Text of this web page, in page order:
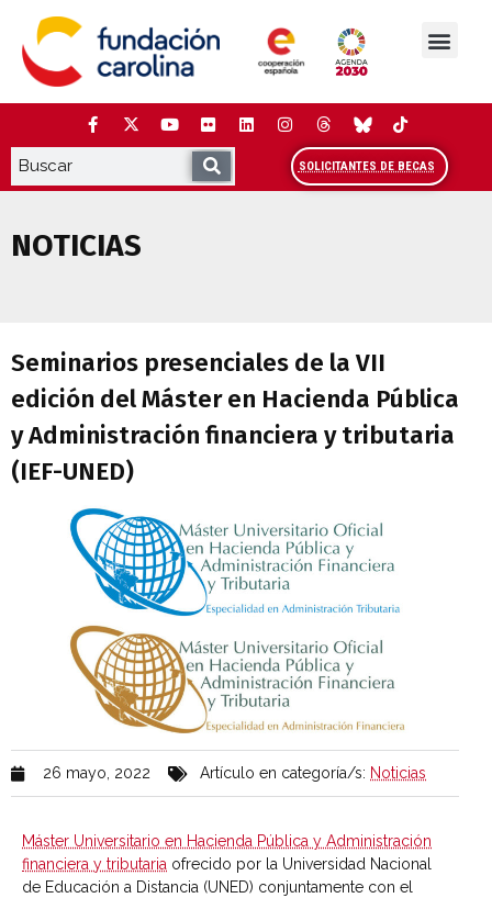
contenido
SOLICITANTES DE BECAS
NOTICIAS
Seminarios presenciales de la VII
edición del Máster en Hacienda Pública
y Administración financiera y tributaria
(IEF-UNED)
26 mayo, 2022 Artículo en categoría/s: Noticias
Máster Universitario en Hacienda Pública y Administración
financiera y tributaria ofrecido por la Universidad Nacional
de Educación a Distancia (UNED) conjuntamente con el